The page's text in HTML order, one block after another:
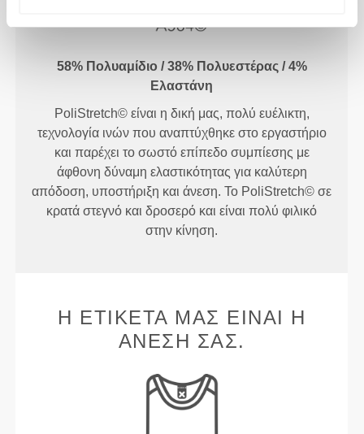
58% Πολυαμίδιο / 38% Πολυεστέρας / 4%
Ελαστάνη
PoliStretch© είναι η δική μας, πολύ ευέλικτη,
τεχνολογία ινών που αναπτύχθηκε στο εργαστήριο
και παρέχει το σωστό επίπεδο συμπίεσης με
άφθονη δύναμη ελαστικότητας για καλύτερη
απόδοση, υποστήριξη και άνεση. Το PoliStretch© σε
κρατά στεγνό και δροσερό και είναι πολύ φιλικό
στην κίνηση.
Η ΕΤΙΚΈΤΑ ΜΑΣ ΕΊΝΑΙ Η
ΆΝΕΣΉ ΣΑΣ.